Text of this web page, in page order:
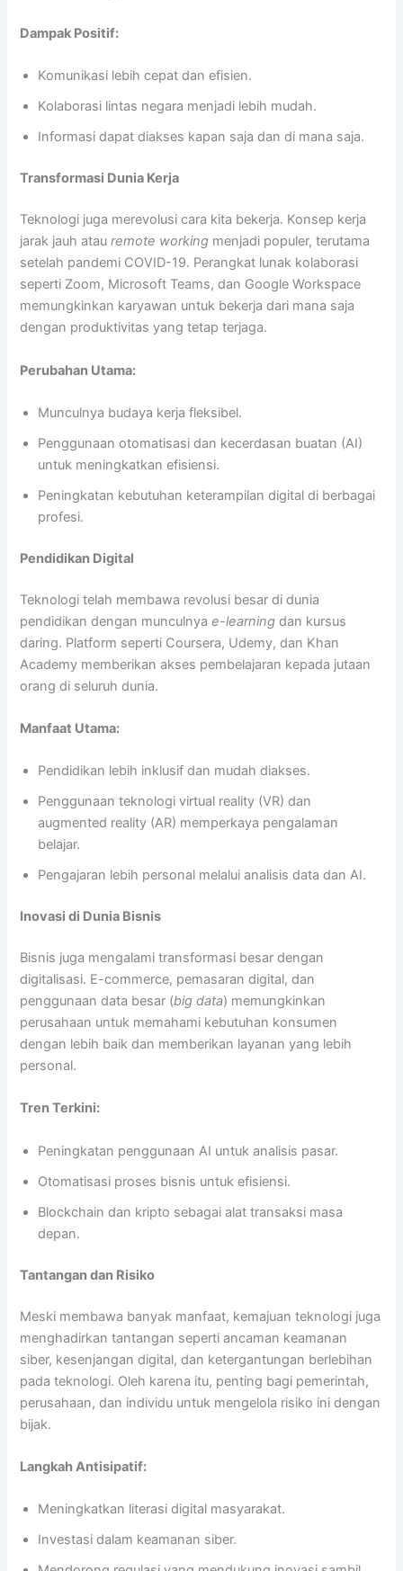
Dampak Positif:
Komunikasi lebih cepat dan efisien.
Kolaborasi lintas negara menjadi lebih mudah.
Informasi dapat diakses kapan saja dan di mana saja.
Transformasi Dunia Kerja
Teknologi juga merevolusi cara kita bekerja. Konsep kerja
jarak jauh atauremote working menjadi populer, terutama
setelah pandemi COVID-19. Perangkat lunak kolaborasi
seperti Zoom, Microsoft Teams, dan Google Workspace
memungkinkan karyawan untuk bekerja dari mana saja
dengan produktivitas yang tetap terjaga.
Perubahan Utama:
Munculnya budaya kerja fleksibel.
Penggunaan otomatisasi dan kecerdasan buatan (AI)
untuk meningkatkan efisiensi.
Peningkatan kebutuhan keterampilan digital di berbagai
profesi.
Pendidikan Digital
Teknologi telah membawa revolusi besar di dunia
pendidikan dengan munculnyae-learning dan kursus
daring. Platform seperti Coursera, Udemy, dan Khan
Academy memberikan akses pembelajaran kepada jutaan
orang di seluruh dunia.
Manfaat Utama:
Pendidikan lebih inklusif dan mudah diakses.
Penggunaan teknologi virtual reality (VR) dan
augmented reality (AR) memperkaya pengalaman
belajar.
Pengajaran lebih personal melalui analisis data dan AI.
Inovasi di Dunia Bisnis
Bisnis juga mengalami transformasi besar dengan
digitalisasi. E-commerce, pemasaran digital, dan
penggunaan data besar (big data) memungkinkan
perusahaan untuk memahami kebutuhan konsumen
dengan lebih baik dan memberikan layanan yang lebih
personal.
Tren Terkini:
Peningkatan penggunaan AI untuk analisis pasar.
Otomatisasi proses bisnis untuk efisiensi.
Blockchain dan kripto sebagai alat transaksi masa
depan.
Tantangan dan Risiko
Meski membawa banyak manfaat, kemajuan teknologi juga
menghadirkan tantangan seperti ancaman keamanan
siber, kesenjangan digital, dan ketergantungan berlebihan
pada teknologi. Oleh karena itu, penting bagi pemerintah,
perusahaan, dan individu untuk mengelola risiko ini dengan
bijak.
Langkah Antisipatif:
Meningkatkan literasi digital masyarakat.
Investasi dalam keamanan siber.